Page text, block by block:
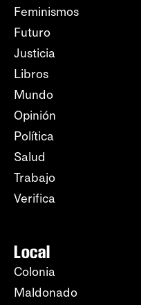
Feminismos
Futuro
Justicia
Libros
Mundo
Opinión
Política
Salud
Trabajo
Verifica
Local
Colonia
Maldonado